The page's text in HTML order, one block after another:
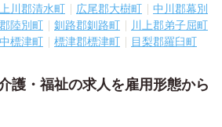
上川郡清水町 広尾郡大樹町
中川郡幕別
陸別町 釧路郡釧路町
川上郡弟子屈町
標津町 標津郡標津町 目梨郡羅臼町
護・福祉の求人を雇用形態から